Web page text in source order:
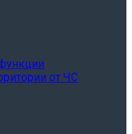
от ЧС